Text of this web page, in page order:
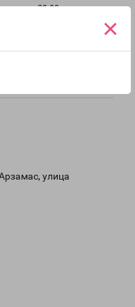
×
20:00
до
улица